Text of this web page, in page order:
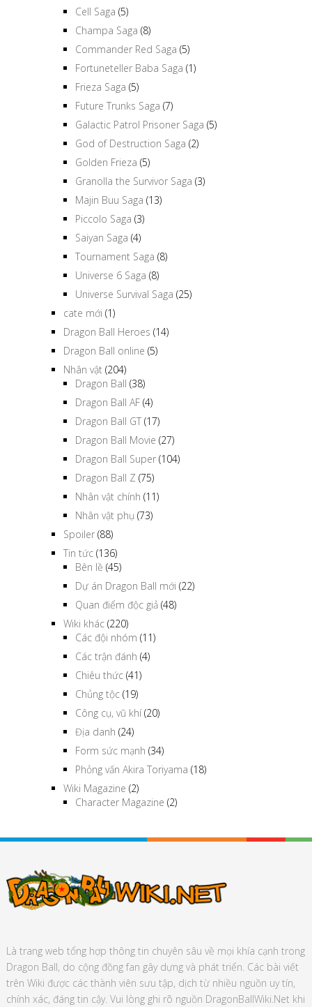
Cell Saga (5)
Champa Saga (8)
Commander Red Saga (5)
Fortuneteller Baba Saga (1)
Frieza Saga (5)
Future Trunks Saga (7)
Galactic Patrol Prisoner Saga (5)
God of Destruction Saga (2)
Golden Frieza (5)
Granolla the Survivor Saga (3)
Majin Buu Saga (13)
Piccolo Saga (3)
Saiyan Saga (4)
Tournament Saga (8)
Universe 6 Saga (8)
Universe Survival Saga (25)
cate mới (1)
Dragon Ball Heroes (14)
Dragon Ball online (5)
Nhân vật (204)
Dragon Ball (38)
Dragon Ball AF (4)
Dragon Ball GT (17)
Dragon Ball Movie (27)
Dragon Ball Super (104)
Dragon Ball Z (75)
Nhân vật chính (11)
Nhân vật phụ (73)
Spoiler (88)
Tin tức (136)
Bên lề (45)
Dự án Dragon Ball mới (22)
Quan điểm độc giả (48)
Wiki khác (220)
Các đội nhóm (11)
Các trận đánh (4)
Chiêu thức (41)
Chủng tộc (19)
Công cụ, vũ khí(20)
Địa danh (24)
Form sức mạnh (34)
Phỏng vấn Akira Toriyama (18)
Wiki Magazine (2)
Character Magazine (2)
Là trang web tổng hợp thông tin chuyên sâu về mọi khía cạnh trong
Dragon Ball, do cộng đồng fan gây dựng và phát triển. Các bài viết
trên Wiki được các thành viên sưu tập, dịch từ nhiều nguồn uy tín,
chính xác, đáng tin cậy. Vui lòng ghi rõ nguồn DragonBallWiki.Net khi